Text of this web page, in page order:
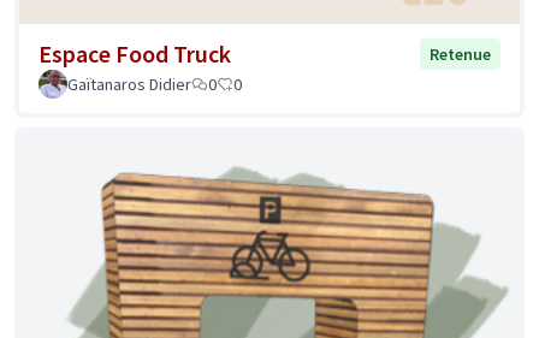
Espace Food Truck
Retenue
Gaïtanaros Didier
0 0